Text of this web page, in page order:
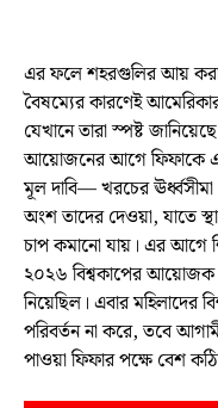
এর ফলে শহরগুলির আয়
বৈষম্যের কারণেই
যেখানে তারা স্পষ্ট
আয়োজনের আগে ফিফাকে এই
মূল দাবি— খরচের
অংশ তাদের দেওয়া, যাতে
চাপ কমানো যায়। এর আগে
২০২৬ বিশ্বকাপের আয়োজক
নিয়েছিল। এবার মহিলাদের
পরিবর্তন না করে, তবে
পাওয়া ফিফার পক্ষে বেশ